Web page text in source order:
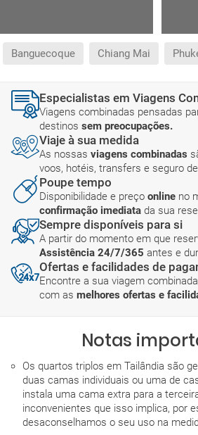
Banguecoque Chiang Mai
Especialistas em Viagens
Viagens combinadas pensadas
destinos sem preocupações.
Viaje à sua medida
As nossas viagens combinadas
voos, hotéis, transfers e seguro
Poupe tempo
Disponibilidade e preço online no
confirmação imediata da sua
Sempre disponíveis para si
A partir do momento em que
Assistência 24/7/365 antes e
Ofertas e facilidades de
Encontre a sua viagem
com as melhores ofertas e
Notas
Os quartos triplos em Tailândia são
duas camas individuais ou uma de
instala uma cama extra para a
inconvenientes que isso implica, por
desaconselhamos o seu uso na